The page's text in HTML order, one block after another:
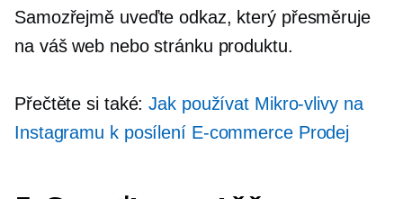
Samozřejmě uveďte odkaz, který přesměruje
na váš web nebo stránku produktu.
Přečtěte si také:Jak používat Mikro-vlivyna
Instagramu k posílení E-commerceProdej